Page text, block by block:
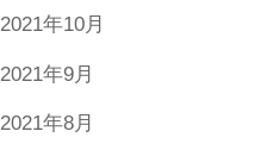
2021年10月
2021年9月
2021年8月